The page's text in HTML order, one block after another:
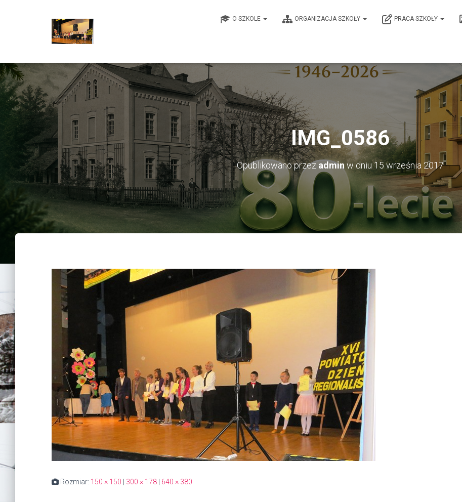
O SZKOLE ORGANIZACJA SZKOŁY PRACA SZKOŁY
IMG_0586
Opublikowano przez admin w dniu15 września 2017
Rozmiar: 150 × 150 300 × 178 640 × 380